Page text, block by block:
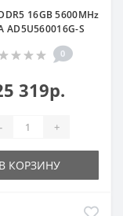
16GB 5600MHz
AD5U560016G-S
0
319р.
- +
В КОРЗИНУ